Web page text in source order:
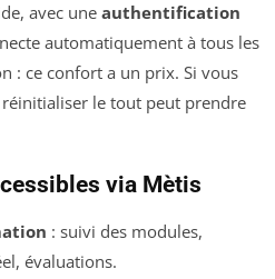
avec une authentification
automatiquement à tous les
: ce confort a un prix. Si vous
le tout peut prendre
via Mètis
: suivi des modules,
évaluations.